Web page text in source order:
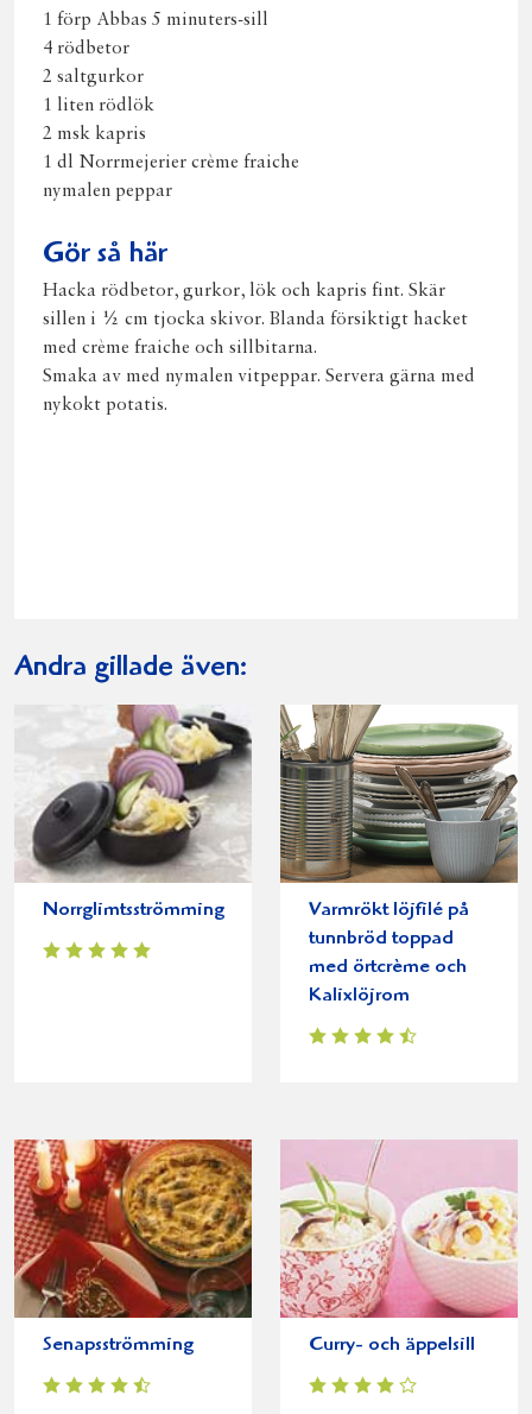
1 förp Abbas 5 minuters-sill
4 rödbetor
2 saltgurkor
1 liten rödlök
2 msk kapris
1 dl Norrmejerier crème fraiche
nymalen peppar
Gör så här
Hacka rödbetor, gurkor, lök och kapris fint. Skär
sillen i ½ cm tjocka skivor. Blanda försiktigt hacket
med crème fraiche och sillbitarna.
Smaka av med nymalen vitpeppar. Servera gärna med
nykokt potatis.
Andra gillade även:
Norrglimtsströmming
Varmrökt löjfilé på
tunnbröd toppad
med örtcrème och
Kalixlöjrom
Senapsströmming Curry- och äppelsill